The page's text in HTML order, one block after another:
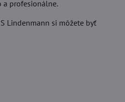
a profesionálne.
Lindenmann si môžete byť